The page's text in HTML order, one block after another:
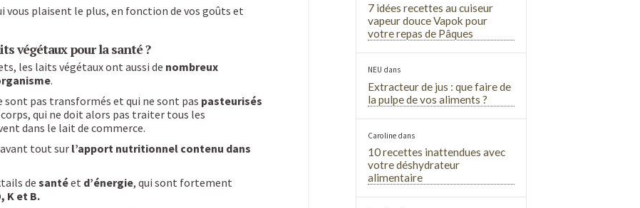
vous plaisent le plus, en fonction de vos goûts et
végétaux pour la santé ?
les laits végétaux ont aussi de nombreux
.
sont pas transformés et qui ne sont pas pasteurisés
qui ne doit alors pas traiter tous les
dans le lait de commerce.
tout sur l’apport nutritionnel contenu dans
de santéet d’énergie, qui sont fortement
K et B.
7 idées recettes au cuiseur
vapeur douce Vapok pour
votre repas de Pâques
NEU dans
Extracteur de jus : que faire de
la pulpe de vos aliments ?
Caroline dans
10 recettes inattendues avec
votre déshydrateur
alimentaire